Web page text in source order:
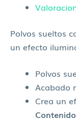
Polvos sueltos
un efecto
Polvos
Acabado
Crea un
Contenido